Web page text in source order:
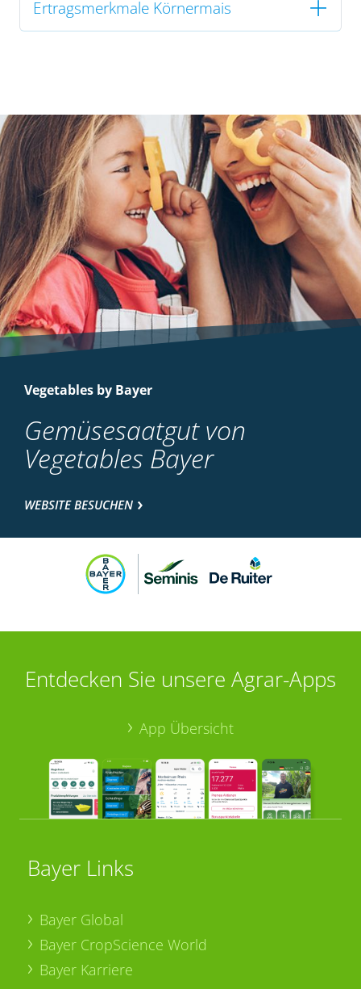
Ertragsmerkmale Körnermais
Vegetables by Bayer
Gemüsesaatgut von
Vegetables Bayer
WEBSITE BESUCHEN
Entdecken Sie unsere Agrar-Apps
App Übersicht
Bayer Links
Bayer Global
Bayer CropScience World
Bayer Karriere